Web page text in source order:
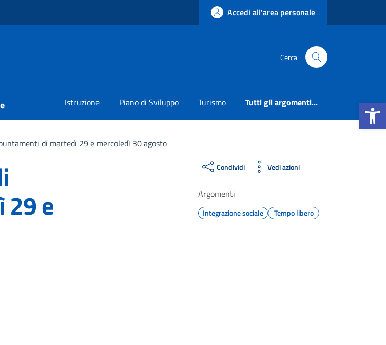
Apri la
Accedi all'area personale
Cerca
Istruzione Piano di Sviluppo Turismo Tutti gli argomenti...
di martedì 29 e mercoledì 30 agosto
e
Condividi Vedi azioni
Argomenti
Integrazione sociale Tempo libero